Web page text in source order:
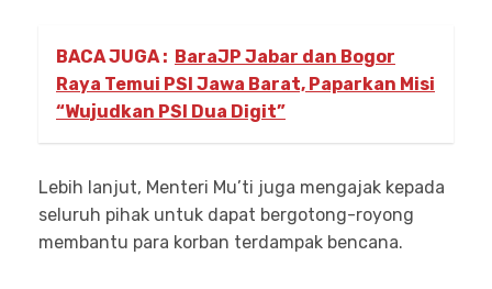
BACA JUGA : BaraJP Jabar dan Bogor
Raya Temui PSI Jawa Barat, Paparkan Misi
“Wujudkan PSI Dua Digit”
Lebih lanjut, Menteri Mu’ti juga mengajak kepada
seluruh pihak untuk dapat bergotong-royong
membantu para korban terdampak bencana.